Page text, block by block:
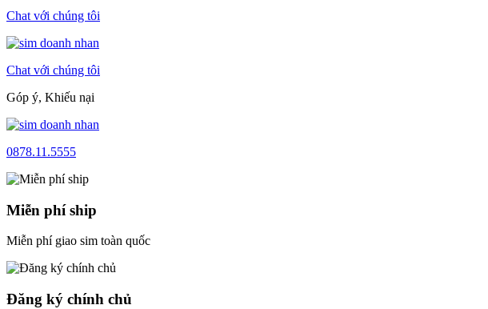
Chat với chúng tôi
Chat với chúng tôi
Góp ý, Khiếu nại
0878.11.5555
Miễn phí ship
Miễn phí giao sim toàn quốc
Đăng ký chính chủ